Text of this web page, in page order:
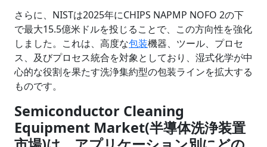
さらに、NISTは2025年にCHIPS NAPMP NOFO 2の下
で最大15.5億米ドルを投じることで、この方向性を強化
しました。これは、高度な包装機器、ツール、プロセ
ス、及びプロセス統合を対象としており、湿式化学が中
心的な役割を果たす洗浄集約型の包装ラインを拡大する
ものです。
Semiconductor Cleaning
Equipment Market(半導体洗浄装置